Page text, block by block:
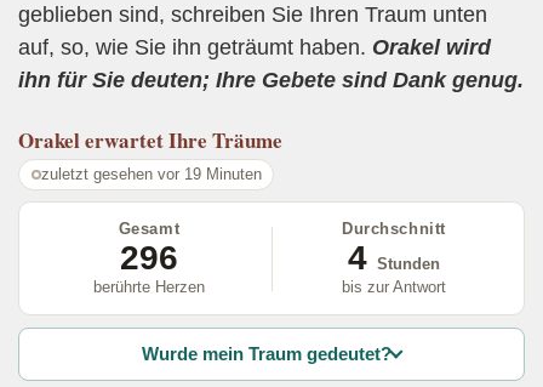
geblieben sind, schreiben Sie Ihren Traum unten
auf, so, wie Sie ihn geträumt haben. Orakel wird
ihn für Sie deuten; Ihre Gebete sind Dank genug.
Orakelerwartet Ihre Träume
zuletzt gesehen vor 19 Minuten
Gesamt
296
berührte Herzen
Durchschnitt
4 Stunden
bis zur Antwort
Wurde mein Traum gedeutet?